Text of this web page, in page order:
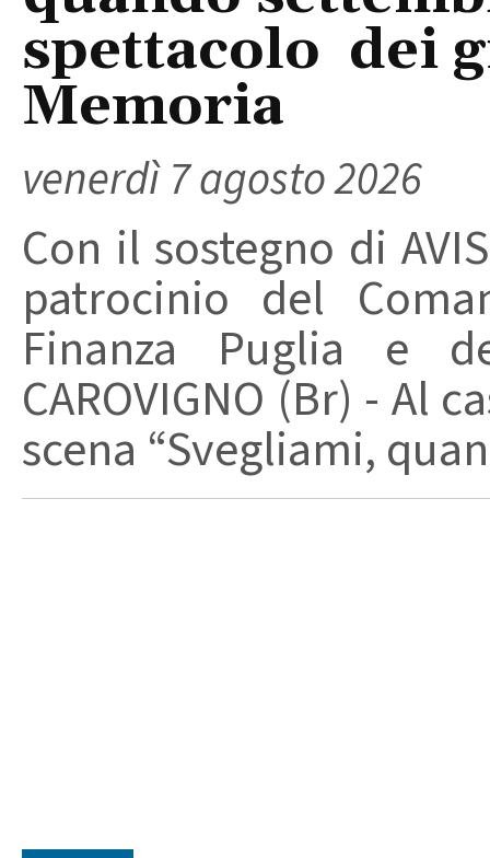
spettacolo dei
Memoria
venerdì 7 agosto 2026
Con il sostegno di
patrocinio del
Finanza Puglia e
CAROVIGNO (Br) - Al
scena “Svegliami,